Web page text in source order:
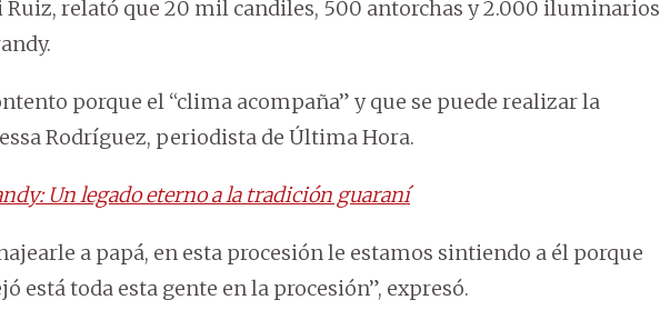
Ruiz, relató que 20 mil candiles, 500 antorchas y 2.000 iluminarios
porque el “clima acompaña” y que se puede realizar la
Rodríguez, periodista de Última Hora.
Un legado eterno a la tradición guaraní
a papá, en esta procesión le estamos sintiendo a él porque
está toda esta gente en la procesión”, expresó.